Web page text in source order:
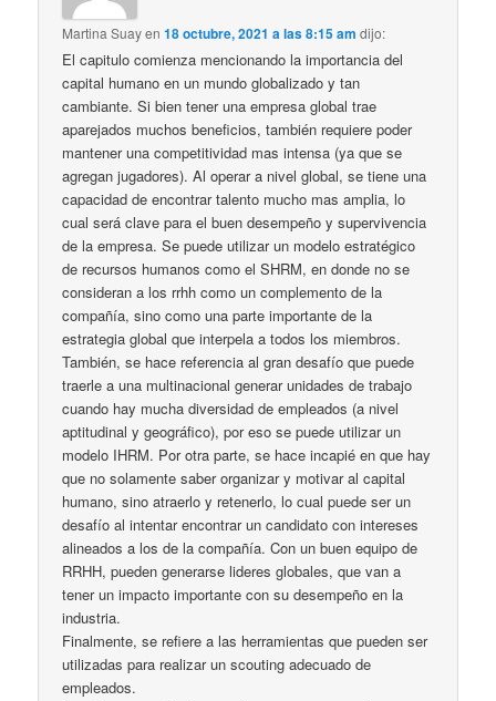
Martina Suayen18 octubre, 2021 a las 8:15 am dijo:
El capitulo comienza mencionando la importancia del
capital humano en un mundo globalizado y tan
cambiante. Si bien tener una empresa global trae
aparejados muchos beneficios, también requiere poder
mantener una competitividad mas intensa (ya que se
agregan jugadores). Al operar a nivel global, se tiene una
capacidad de encontrar talento mucho mas amplia, lo
cual será clave para el buen desempeño y supervivencia
de la empresa. Se puede utilizar un modelo estratégico
de recursos humanos como el SHRM, en donde no se
consideran a los rrhh como un complemento de la
compañía, sino como una parte importante de la
estrategia global que interpela a todos los miembros.
También, se hace referencia al gran desafío que puede
traerle a una multinacional generar unidades de trabajo
cuando hay mucha diversidad de empleados (a nivel
aptitudinal y geográfico), por eso se puede utilizar un
modelo IHRM. Por otra parte, se hace incapié en que hay
que no solamente saber organizar y motivar al capital
humano, sino atraerlo y retenerlo, lo cual puede ser un
desafío al intentar encontrar un candidato con intereses
alineados a los de la compañía. Con un buen equipo de
RRHH, pueden generarse lideres globales, que van a
tener un impacto importante con su desempeño en la
industria.
Finalmente, se refiere a las herramientas que pueden ser
utilizadas para realizar un scouting adecuado de
empleados.